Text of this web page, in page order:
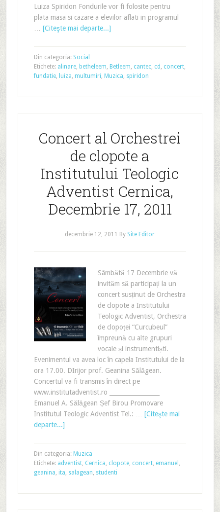
Luiza Spiridon Fondurile vor fi folosite pentru
plata masa si cazare a elevilor aflati in programul
[Citeşte mai departe...]
Din categoria: Social
Etichete: alinare, betheleem, Betleem, cantec, cd , concert,
fundatie, luiza, multumiri, Muzica, spiridon
Concert al Orchestrei
de clopote a
Institutului Teologic
Adventist Cernica,
Decembrie 17, 2011
decembrie 12, 2011 By Site Editor
Sâmbătă 17 Decembrie vă
invităm să participați la un
concert susținut de Orchestra
de clopote a Institutului
Teologic Adventist, Orchestra
de clopoței “Curcubeul”
împreună cu alte grupuri
vocale și instrumentiști.
Evenimentul va avea loc în capela Institutului de la
ora 17.00. DIrijor prof. Geanina Sălăgean.
Concertul va fi transmis în direct pe
www.institutadventist.ro _________________
Emanuel A. Sălăgean Șef Birou Promovare
Institutul Teologic Adventist Tel.: … [Citeşte mai
departe...]
Din categoria: Muzica
Etichete: adventist, Cernica, clopote, concert, emanuel ,
geanina, ita, salagean, studenti